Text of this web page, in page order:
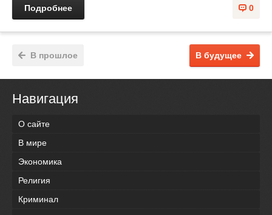
0
Подробнее
В будущее
В прошлое
Навигация
О сайте
В мире
Экономика
Религия
Криминал